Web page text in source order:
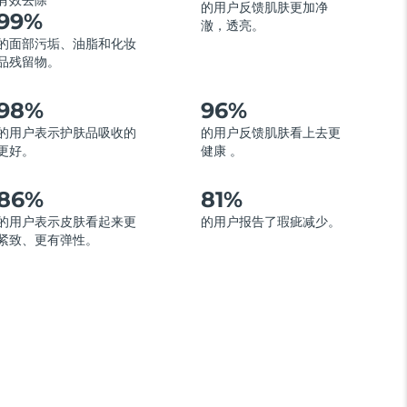
面部污垢、油脂和化妆
残留物。
的用户反馈肌肤更加净
澈，透亮。
用户表示护肤品吸收的
好。
96%
的用户反馈肌肤看上去更
健康 。
用户表示皮肤看起来更
致、更有弹性。
81%
的用户报告了瑕疵减少。